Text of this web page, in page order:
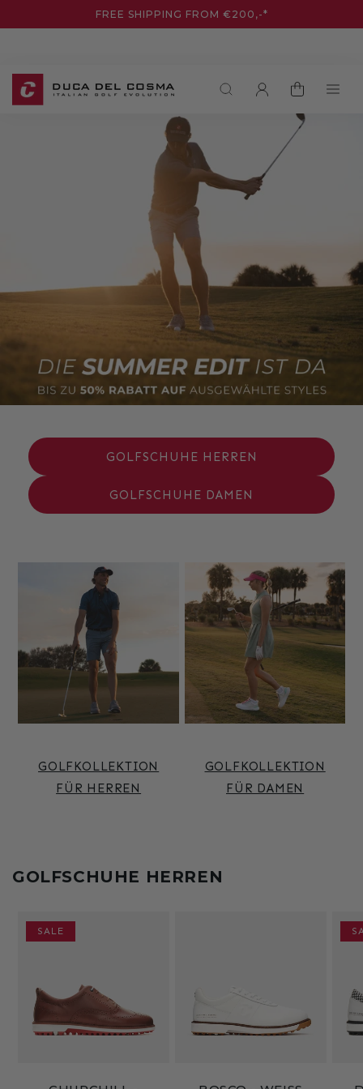
INHALT
FREE SHIPPING FROM €200,-*
EINLOGGEN
WARENKORB
GOLFSCHUHE HERREN
GOLFSCHUHE DAMEN
GOLFKOLLEKTION
FÜR HERREN
GOLFKOLLEKTION
FÜR DAMEN
GOLFSCHUHE HERREN
SALE